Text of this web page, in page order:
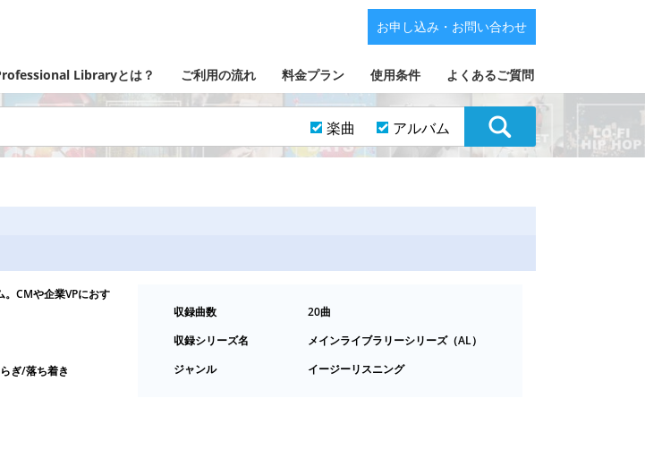
Libraryとは？ ご利用の流れ 料金プラン 使用条件 よくあるご質問
お申し込み・お問い合わせ
楽曲 アルバム
CMや企業VPにおす
ぎ/落ち着き
収録曲数
20曲
収録シリーズ名
メインライブラリーシリーズ（AL）
ジャンル
イージーリスニング